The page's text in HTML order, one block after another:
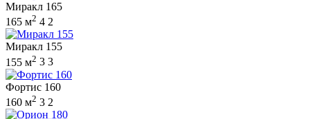
Миракл 165
165 м2 4 2
Миракл 155
155 м2 3 3
Фортис 160
160 м2 3 2